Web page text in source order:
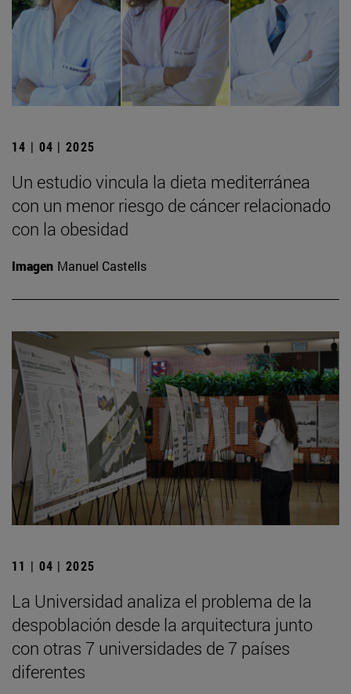
14 | 04 | 2025
Un estudio vincula la dieta mediterránea
con un menor riesgo de cáncer relacionado
con la obesidad
Imagen Manuel Castells
11 | 04 | 2025
La Universidad analiza el problema de la
despoblación desde la arquitectura junto
con otras 7 universidades de 7 países
diferentes